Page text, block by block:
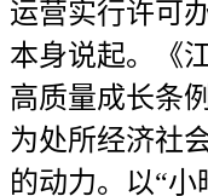
运营实行许可
本身说起。《
高质量成长条
为处所经济社
的动力。以“